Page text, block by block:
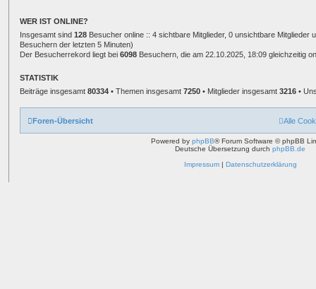
WER IST ONLINE?
Insgesamt sind 128 Besucher online :: 4 sichtbare Mitglieder, 0 unsichtbare Mitglieder
Besuchern der letzten 5 Minuten)
Der Besucherrekord liegt bei 6098 Besuchern, die am 22.10.2025, 18:09 gleichzeitig
STATISTIK
Beiträge insgesamt 80334 • Themen insgesamt 7250 • Mitglieder insgesamt 3216 •
Foren-Übersicht Alle
Powered by phpBB® Forum Software © phpBB
Deutsche Übersetzung durch phpBB.de
Impressum| Datenschutzerklärung